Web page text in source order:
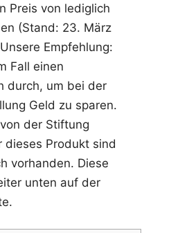
Preis von lediglich
(Stand: 23. März
Empfehlung:
Fall einen
durch, um bei der
Geld zu sparen.
der Stiftung
dieses Produkt sind
vorhanden. Diese
unten auf der